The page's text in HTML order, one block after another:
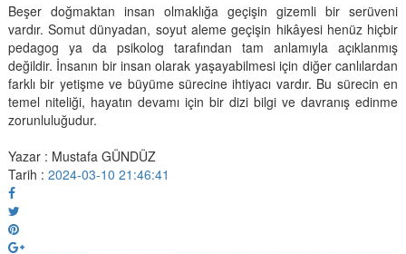
Beşer doğmaktan insan olmaklığa geçişin gizemli bir serüveni
vardır. Somut dünyadan, soyut aleme geçişin hikâyesi henüz hiçbir
pedagog ya da psikolog tarafından tam anlamıyla açıklanmış
değildir. İnsanın bir insan olarak yaşayabilmesi için diğer canlılardan
farklı bir yetişme ve büyüme sürecine ihtiyacı vardır. Bu sürecin en
temel niteliği, hayatın devamı için bir dizi bilgi ve davranış edinme
zorunluluğudur.
Yazar : Mustafa GÜNDÜZ
Tarih : 2024-03-10 21:46:41